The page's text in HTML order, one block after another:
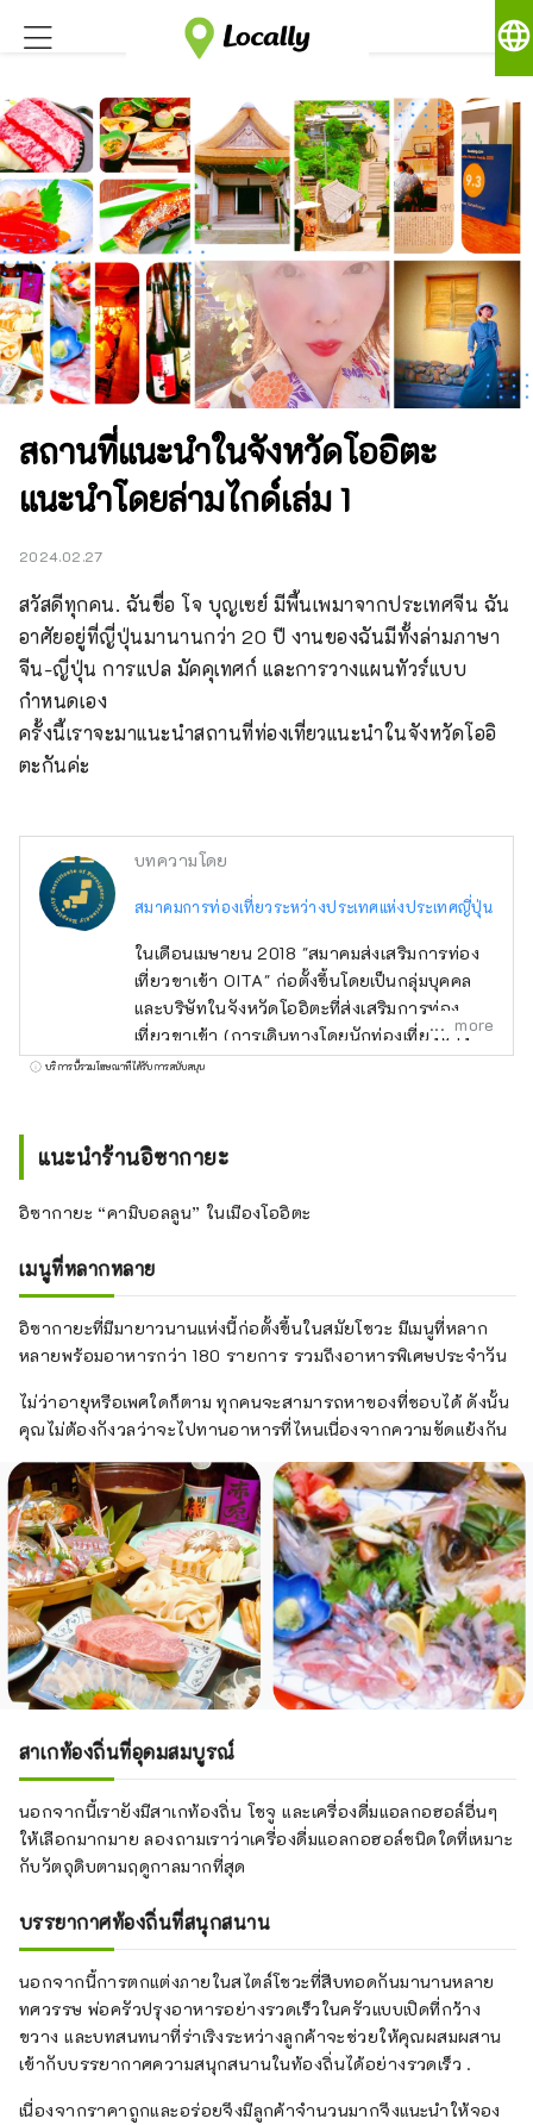
language
สถานที่แนะนำในจังหวัดโออิตะ
แนะนำโดยล่ามไกด์เล่ม 1
2024.02.27
สวัสดีทุกคน. ฉันชื่อ โจ บุญเซย์ มีพื้นเพมาจากประเทศจีน ฉัน
อาศัยอยู่ที่ญี่ปุ่นมานานกว่า 20 ปี งานของฉันมีทั้งล่ามภาษา
จีน-ญี่ปุ่น การแปล มัคคุเทศก์ และการวางแผนทัวร์แบบ
กำหนดเอง
ครั้งนี้เราจะมาแนะนำสถานที่ท่องเที่ยวแนะนำในจังหวัดโออิ
ตะกันค่ะ
บทความโดย
สมาคมการท่องเที่ยวระหว่างประเทศแห่งประเทศญี่ปุ่น
ในเดือนเมษายน 2018 "สมาคมส่งเสริมการท่อง
เที่ยวขาเข้า OITA" ก่อตั้งขึ้นโดยเป็นกลุ่มบุคคล
และบริษัทในจังหวัดโออิตะที่ส่งเสริมการท่อง
เที่ยวขาเข้า (การเดินทางโดยนักท่องเที่ยวชาว
ต่างชาติที่มาเยือนญี่ปุ่น) ต่อมาในเดือนกรกฎาคม
"Inbound National Promotion Council" และ
มุ่งเน้นไปที่ 4 ประเด็นในอุตสาหกรรมการท่อง
เที่ยว ได้แก่ "การพัฒนาทรัพยากรมนุษย์ด้านการ
ท่องเที่ยว" "การค้นพบวัสดุการท่องเที่ยวและการ
ส่งเสริม" เพื่อแก้ปัญหา "การปรับปรุงสภาพ
ทั่วประเทศตามมาตรการเฉพาะ
more
บริการนี้รวมโฆษณาที่ได้รับการสนับสนุน
แนะนำร้านอิซากายะ
อิซากายะ “คามิบอลลูน” ในเมืองโออิตะ
เมนูที่หลากหลาย
อิซากายะที่มีมายาวนานแห่งนี้ก่อตั้งขึ้นในสมัยโชวะ มีเมนูที่หลาก
หลายพร้อมอาหารกว่า 180 รายการ รวมถึงอาหารพิเศษประจำวัน
ไม่ว่าอายุหรือเพศใดก็ตาม ทุกคนจะสามารถหาของที่ชอบได้ ดังนั้น
คุณไม่ต้องกังวลว่าจะไปทานอาหารที่ไหนเนื่องจากความขัดแย้งกัน
สาเกท้องถิ่นที่อุดมสมบูรณ์
นอกจากนี้เรายังมีสาเกท้องถิ่น โชจู และเครื่องดื่มแอลกอฮอล์อื่นๆ
ให้เลือกมากมาย ลองถามเราว่าเครื่องดื่มแอลกอฮอล์ชนิดใดที่เหมาะ
กับวัตถุดิบตามฤดูกาลมากที่สุด
บรรยากาศท้องถิ่นที่สนุกสนาน
นอกจากนี้การตกแต่งภายในสไตล์โชวะที่สืบทอดกันมานานหลาย
ทศวรรษ พ่อครัวปรุงอาหารอย่างรวดเร็วในครัวแบบเปิดที่กว้าง
ขวาง และบทสนทนาที่ร่าเริงระหว่างลูกค้าจะช่วยให้คุณผสมผสาน
เข้ากับบรรยากาศความสนุกสนานในท้องถิ่นได้อย่างรวดเร็ว .
เนื่องจากราคาถูกและอร่อยจึงมีลูกค้าจำนวนมากจึงแนะนำให้จอง